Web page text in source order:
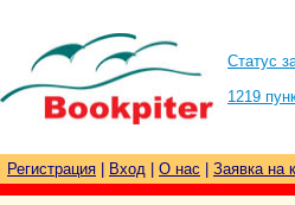
Статус
1219
Регистрация Вход О нас Заявка на